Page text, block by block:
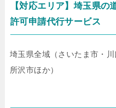
【対応エリア】埼玉県の
許可申請代行サービス
埼玉県全域（さいたま市・
所沢市ほか）